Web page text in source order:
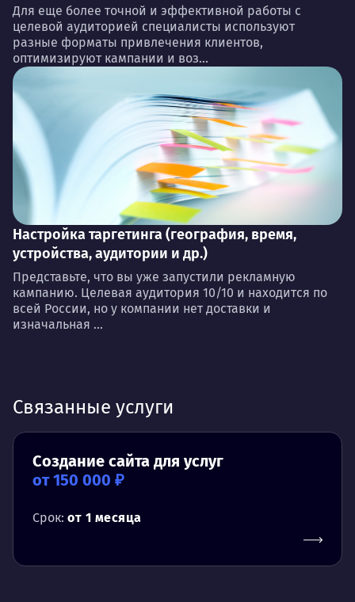
Для еще более точной и эффективной работы с
целевой аудиторией специалисты используют
разные форматы привлечения клиентов,
оптимизируют кампании и воз...
Настройка таргетинга (география, время,
устройства, аудитории и др.)
Представьте, что вы уже запустили рекламную
кампанию. Целевая аудитория 10/10 и находится по
всей России, но у компании нет доставки и
изначальная ...
Связанные услуги
Создание сайта для услуг
от 150 000 ₽
Срок: от 1 месяца